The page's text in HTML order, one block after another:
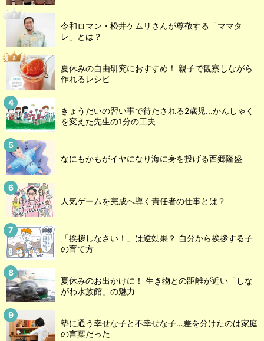
令和ロマン・松井ケムリさんが尊敬する「ママタ
レ」とは？
夏休みの自由研究におすすめ！ 親子で観察しながら
作れるレシピ
きょうだいの習い事で待たされる2歳児...かんしゃく
を変えた先生の1分の工夫
なにもかもがイヤになり海に身を投げる西郷隆盛
人気ゲームを完成へ導く責任者の仕事とは？
「挨拶しなさい！」は逆効果？ 自分から挨拶する子
の育て方
夏休みのお出かけに！ 生き物との距離が近い「しな
がわ水族館」の魅力
塾に通う幸せな子と不幸せな子…差を分けたのは家庭
の言葉だった